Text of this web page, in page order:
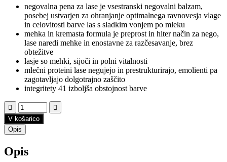
negovalna pena za lase je vsestranski negovalni balzam,
posebej ustvarjen za ohranjanje optimalnega ravnovesja vlage
in celovitosti barve las s sladkim vonjem po mleku
mehka in kremasta formula je preprost in hiter način za nego,
lase naredi mehke in enostavne za razčesavanje, brez
obtežitve
lasje so mehki, sijoči in polni vitalnosti
mlečni proteini lase negujejo in prestrukturirajo, emolienti pa
zagotavljajo dolgotrajno zaščito
integritety 41 izboljša obstojnost barve
V košarico
Opis
Opis